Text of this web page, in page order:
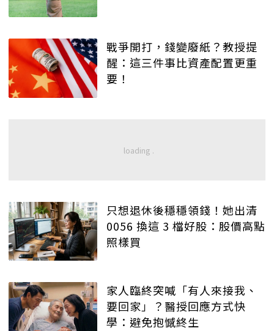
戰爭開打，錢變廢紙？教授提
醒：這三件事比資產配置更重
要！
只想退休後穩穩領錢！她出清
0056 換這 3 檔好股：股價高點
照樣買
家人臨終突喊「有人來接我、
要回家」？醫授回應方式快
學：避免抱憾終生